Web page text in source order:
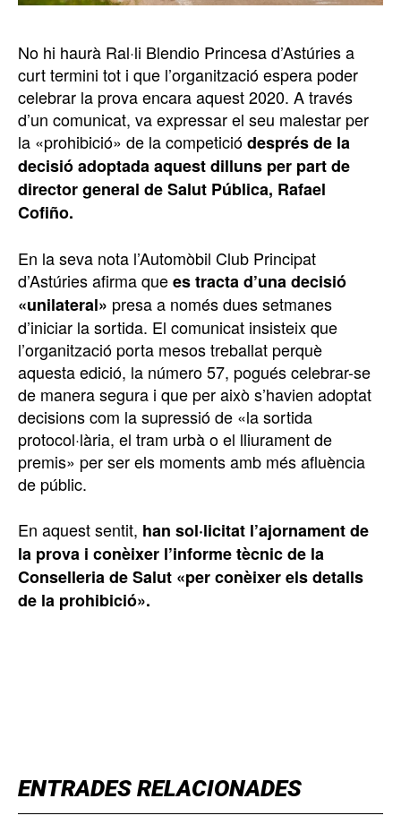
ENTRADES RELACIONADES
No hi haurà Ral·li Blendio Princesa d’Astúries a
curt termini tot i que l’organització espera poder
celebrar la prova encara aquest 2020. A través
d’un comunicat, va expressar el seu malestar per
la «prohibició» de la competiciódesprés de la
decisió adoptada aquest dilluns per part de
director general de Salut Pública, Rafael
Cofiño.
En la seva nota l’Automòbil Club Principat
d’Astúries afirma quees tracta d’una decisió
«unilateral» presa a només dues setmanes
d’iniciar la sortida. El comunicat insisteix que
l’organització porta mesos treballat perquè
aquesta edició, la número 57, pogués celebrar-se
de manera segura i que per això s’havien adoptat
decisions com la supressió de «la sortida
protocol·lària, el tram urbà o el lliurament de
premis» per ser els moments amb més afluència
de públic.
En aquest sentit, han sol·licitat l’ajornament de
la prova i conèixer l’informe tècnic de la
Conselleria de Salut «per conèixer els detalls
de la prohibició».